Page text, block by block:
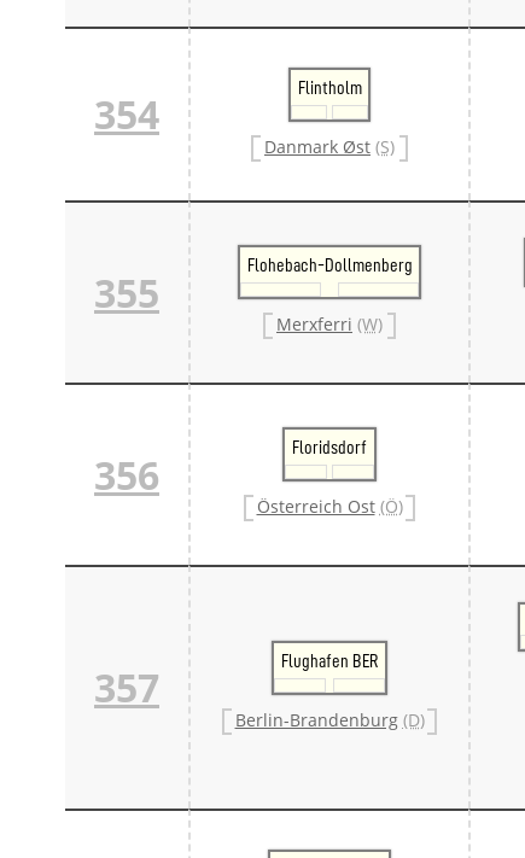
354
Flintholm
Danmark Øst (S)
355
Flohebach-Dollmenberg
Merxferri (W)
356
Floridsdorf
Österreich Ost (Ö)
357
Flughafen BER
Berlin-Brandenburg (D)